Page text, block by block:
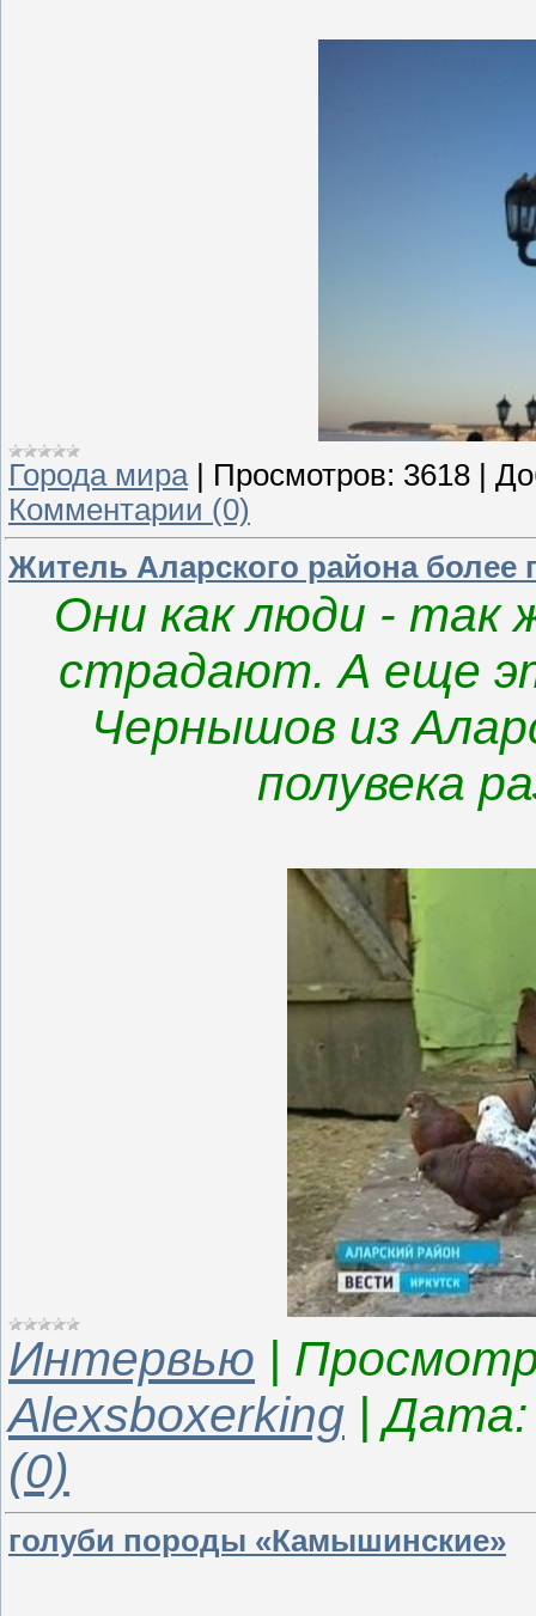
Города мира| Просмотров: 3618
Комментарии (0)
Житель Аларского района более
Они как люди - так
страдают. А еще
Чернышов из
полувека
Интервью |
Alexsboxerking |Дата:
(0)
голуби породы «Камышинские»